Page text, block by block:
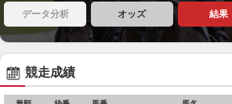
データ分析 オッズ 結果
競走成績